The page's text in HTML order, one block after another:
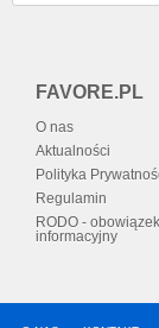
FAVORE.PL
O nas
Aktualności
Polityka
Regulamin
RODO - obowiązek
informacyjny